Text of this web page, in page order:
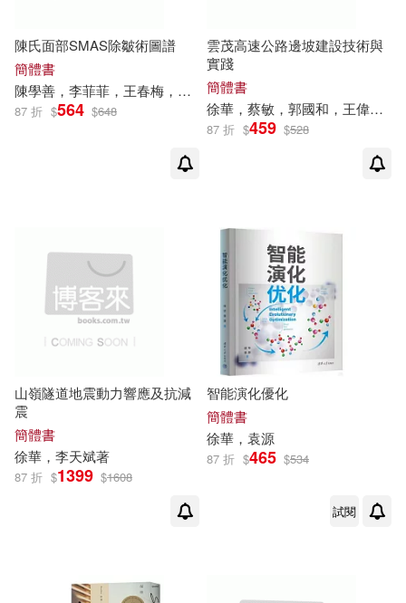
陳氏面部SMAS除皺術圖譜
簡體書
陳學善，李菲菲，王春梅，
徐華 （主編）
87 折 $564 $648
雲茂高速公路邊坡建設技術與
實踐
簡體書
徐華 ，蔡敏，郭國和，王偉力，王國志
87 折 $459 $528
山嶺隧道地震動力響應及抗減
震
簡體書
徐華 ，李天斌著
87 折 $1399 $1608
智能演化優化
簡體書
徐華 ，袁源
87 折 $465 $534
試閱